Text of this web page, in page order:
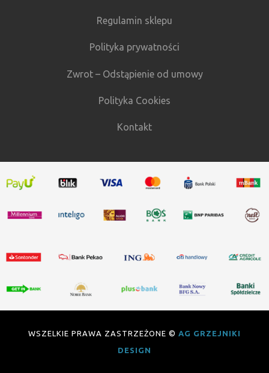
Regulamin sklepu
Polityka prywatności
Zwrot – Odstąpienie od umowy
Polityka Cookies
Kontakt
WSZELKIE PRAWA ZASTRZEŻONE © AG GRZEJNIKI
DESIGN